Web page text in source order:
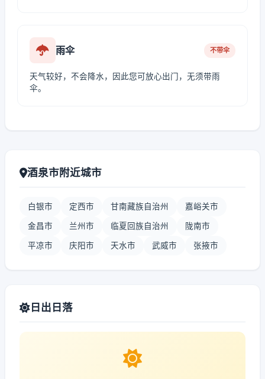
雨伞 不带伞
天气较好，不会降水，因此您可放心出门，无须带雨
伞。
酒泉市附近城市
白银市 定西市 甘南藏族自治州 嘉峪关市
金昌市 兰州市 临夏回族自治州 陇南市
平凉市 庆阳市 天水市 武威市 张掖市
日出日落